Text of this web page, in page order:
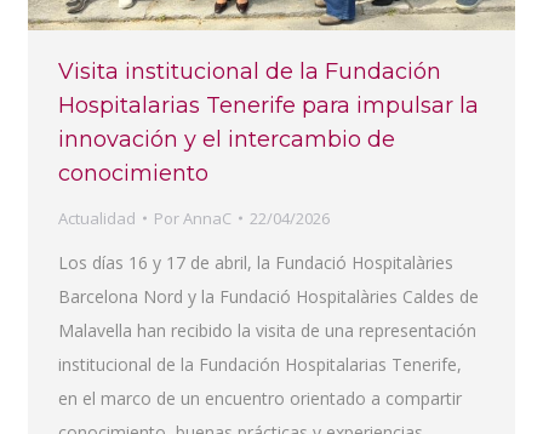
Visita institucional de la Fundación
Hospitalarias Tenerife para impulsar la
innovación y el intercambio de
conocimiento
Actualidad PorAnnaC 22/04/2026
Los días 16 y 17 de abril, la Fundació Hospitalàries
Barcelona Nord y la Fundació Hospitalàries Caldes de
Malavella han recibido la visita de una representación
institucional de la Fundación Hospitalarias Tenerife,
en el marco de un encuentro orientado a compartir